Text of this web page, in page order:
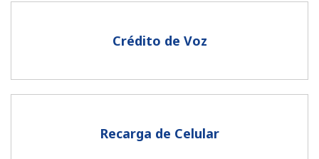
Un caracter especial
Crédito de Voz
Recarga de Celular